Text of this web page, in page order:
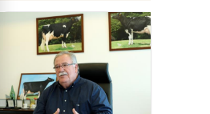
ilegal
lapas
2022
e